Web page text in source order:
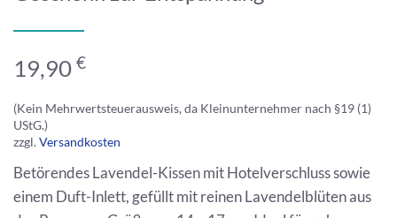
19,90 €
(Kein Mehrwertsteuerausweis, da Kleinunternehmer nach §19 (1)
UStG.)
zzgl.Versandkosten
Betörendes Lavendel-Kissen mit Hotelverschluss sowie
einem Duft-Inlett, gefüllt mit reinen Lavendelblüten aus